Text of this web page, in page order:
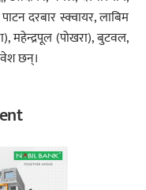
दरबार स्क्वायर, लाबिम
महेन्द्रपूल (पोखरा), बुटवल,
छन्।